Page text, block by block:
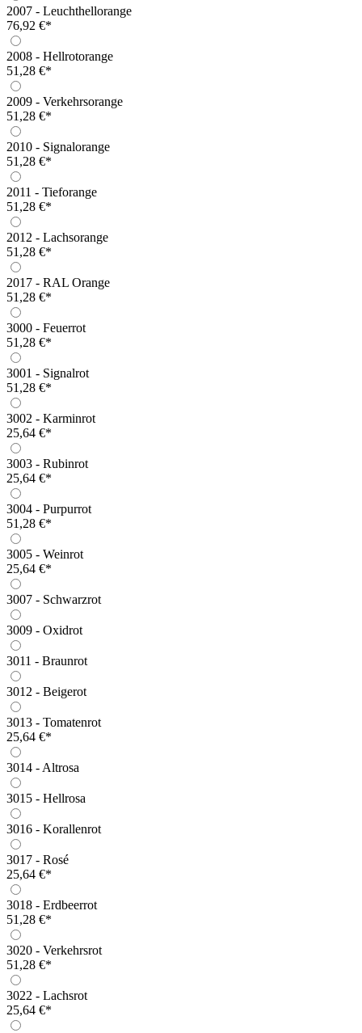
2007 - Leuchthellorange
76,92 €*
2008 - Hellrotorange
51,28 €*
2009 - Verkehrsorange
51,28 €*
2010 - Signalorange
51,28 €*
2011 - Tieforange
51,28 €*
2012 - Lachsorange
51,28 €*
2017 - RAL Orange
51,28 €*
3000 - Feuerrot
51,28 €*
3001 - Signalrot
51,28 €*
3002 - Karminrot
25,64 €*
3003 - Rubinrot
25,64 €*
3004 - Purpurrot
51,28 €*
3005 - Weinrot
25,64 €*
3007 - Schwarzrot
3009 - Oxidrot
3011 - Braunrot
3012 - Beigerot
3013 - Tomatenrot
25,64 €*
3014 - Altrosa
3015 - Hellrosa
3016 - Korallenrot
3017 - Rosé
25,64 €*
3018 - Erdbeerrot
51,28 €*
3020 - Verkehrsrot
51,28 €*
3022 - Lachsrot
25,64 €*